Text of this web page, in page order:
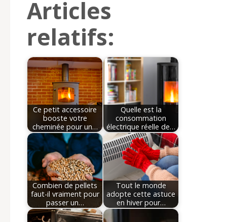
Articles
relatifs:
Ce petit accessoire
booste votre
cheminée pour un…
Quelle est la
consommation
électrique réelle de…
Combien de pellets
faut-il vraiment pour
passer un…
Tout le monde
adopte cette astuce
en hiver pour…